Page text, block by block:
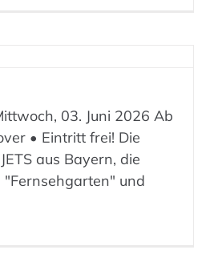
03. Juni 2026 Ab
• Eintritt frei! Die
aus Bayern, die
"Fernsehgarten" und